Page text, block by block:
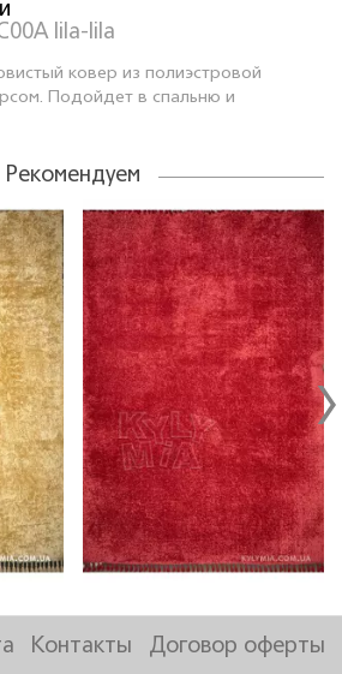
lila-lila
ковер из полиэстровой
Подойдет в спальню и
Рекомендуем
Контакты Договор оферты